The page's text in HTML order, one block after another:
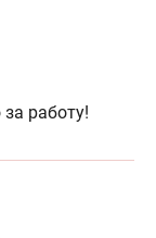
работу!